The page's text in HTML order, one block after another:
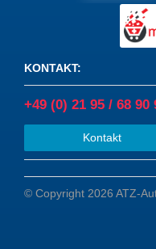
KONTAKT:
+49 (0) 21 95 / 68 90
Kontakt
© Copyright 2026 ATZ-